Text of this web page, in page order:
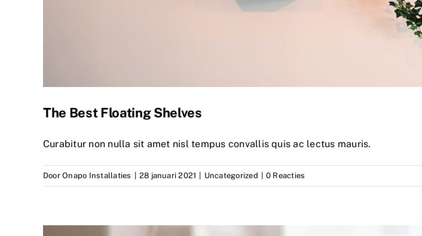
The Best Floating Shelves
Curabitur non nulla sit amet nisl tempus convallis quis ac lectus mauris.
DoorOnapo Installaties | 28 januari 2021 | Uncategorized | 0 Reacties